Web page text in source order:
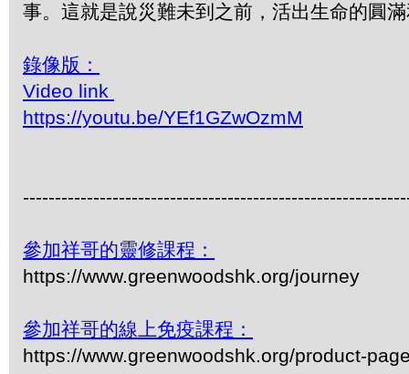
事。這就是說災難未到之前，活出生命的圓
錄像版：
Video link
https://youtu.be/YEf1GZwOzmM
參加祥哥的靈修課程：
https://www.greenwoodshk.org/journey
參加祥哥的線上免疫課程：
https://www.greenwoodshk.org/product-